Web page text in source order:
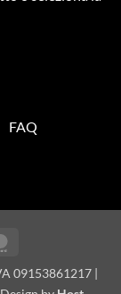
FAQ
09153861217 |